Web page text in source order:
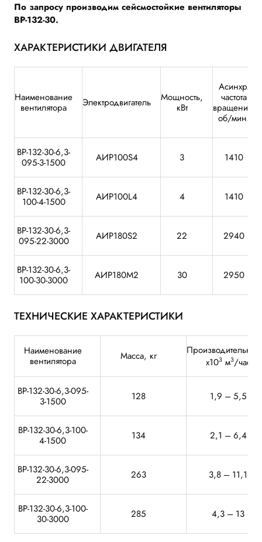
По запросу производим сейсмостойкие вентиляторы
ВР-132-30.
ХАРАКТЕРИСТИКИ ДВИГАТЕЛЯ
Наименование
вентилятора
Электродвигатель
Мощность,
кВт
Асинхр.
частота
вращения,
об/мин.
ВР-132-30-6,3-
095-3-1500
АИР100S4 3 1410
ВР-132-30-6,3-
100-4-1500
АИР100L4 4 1410
ВР-132-30-6,3-
095-22-3000
АИР180S2 22 2940
ВР-132-30-6,3-
100-30-3000
АИР180М2 30 2950
ТЕХНИЧЕСКИЕ ХАРАКТЕРИСТИКИ
Наименование
вентилятора
Масса, кг
x103м3/час
ВР-132-30-6,3-095-
3-1500
128 1,9 --- 5,5
ВР-132-30-6,3-100-
4-1500
134 2,1 --- 6,4
ВР-132-30-6,3-095-
22-3000
263 3,8 --- 11,1
ВР-132-30-6,3-100-
30-3000
285 4,3 --- 13